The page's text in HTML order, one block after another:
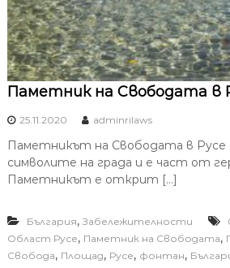
Паметник на Свободата в
25.11.2020 adminrilaws
Паметникът на Свободата в Русе
символите на града и е част от
Паметникът е открит […]
България, Забележителности
Област Русе, Паметник на Свободата,
Свобода, Площад, Русе, фонтан,